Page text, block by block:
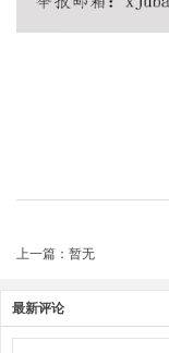
上一篇：暂无
最新评论